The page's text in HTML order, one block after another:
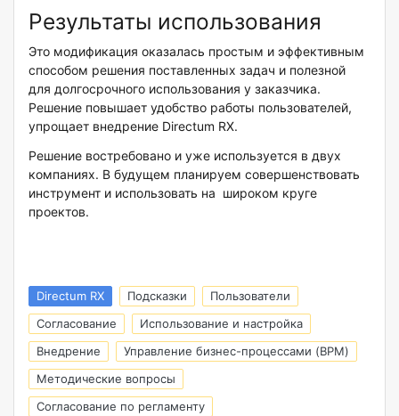
Результаты использования
Это модификация оказалась простым и эффективным
способом решения поставленных задач и полезной
для долгосрочного использования у заказчика.
Решение повышает удобство работы пользователей,
упрощает внедрение Directum RX.
Решение востребовано и уже используется в двух
компаниях. В будущем планируем совершенствовать
инструмент и использовать на широком круге
проектов.
Directum RX Подсказки
Пользователи
Согласование
Использование и настройка
Внедрение
Управление бизнес-процессами (BPM)
Методические вопросы
Согласование по регламенту